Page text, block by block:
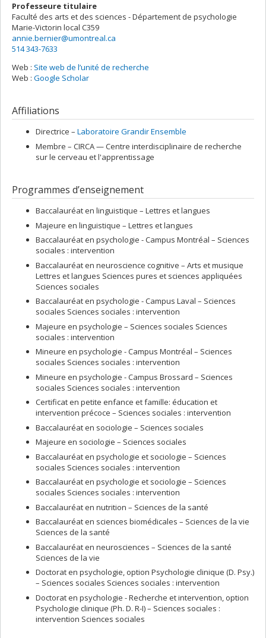
Professeure titulaire
Faculté des arts et des sciences - Département de psychologie
Marie-Victorin local C359
annie.bernier@umontreal.ca
514 343-7633
Web : Site web de l’unité de recherche
Web : Google Scholar
Affiliations
Directrice – Laboratoire Grandir Ensemble
Membre – CIRCA — Centre interdisciplinaire de recherche
sur le cerveau et l'apprentissage
Programmes d’enseignement
Baccalauréat en linguistique – Lettres et langues
Majeure en linguistique – Lettres et langues
Baccalauréat en psychologie - Campus Montréal – Sciences
sociales : intervention
Baccalauréat en neuroscience cognitive – Arts et musique
Lettres et langues Sciences pures et sciences appliquées
Sciences sociales
Baccalauréat en psychologie - Campus Laval – Sciences
sociales Sciences sociales : intervention
Majeure en psychologie – Sciences sociales Sciences
sociales : intervention
Mineure en psychologie - Campus Montréal – Sciences
sociales Sciences sociales : intervention
Mineure en psychologie - Campus Brossard – Sciences
sociales Sciences sociales : intervention
Certificat en petite enfance et famille: éducation et
intervention précoce – Sciences sociales : intervention
Baccalauréat en sociologie – Sciences sociales
Majeure en sociologie – Sciences sociales
Baccalauréat en psychologie et sociologie – Sciences
sociales Sciences sociales : intervention
Baccalauréat en psychologie et sociologie – Sciences
sociales Sciences sociales : intervention
Baccalauréat en nutrition – Sciences de la santé
Baccalauréat en sciences biomédicales – Sciences de la vie
Sciences de la santé
Baccalauréat en neurosciences – Sciences de la santé
Sciences de la vie
Doctorat en psychologie, option Psychologie clinique (D. Psy.)
– Sciences sociales Sciences sociales : intervention
Doctorat en psychologie - Recherche et intervention, option
Psychologie clinique (Ph. D. R-I) – Sciences sociales :
intervention Sciences sociales